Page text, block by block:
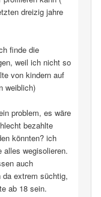
dreizig jahre
finde die
weil ich nicht so
von kindern auf
weiblich)
problem, es wäre
bezahlte
könnten? ich
alles wegisolieren.
auch
da extrem süchtig,
ab 18 sein.